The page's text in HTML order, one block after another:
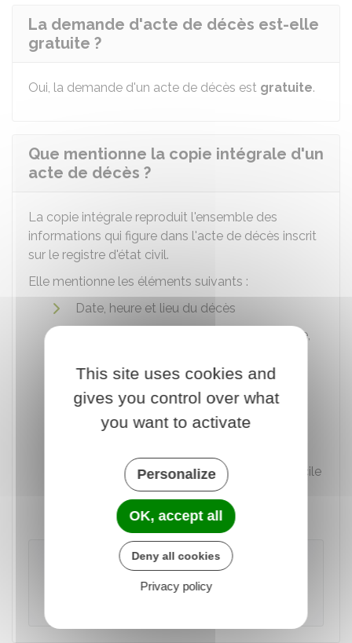
La demande d'acte de décès est-elle
gratuite ?
Oui, la demande d'un acte de décès est gratuite.
Que mentionne la copie intégrale d'un
acte de décès ?
La copie intégrale reproduit l'ensemble des
informations qui figure dans l'acte de décès inscrit
sur le registre d'état civil.
Elle mentionne les éléments suivants :
Date, heure et lieu du décès
Prénoms, nom, date et lieu de naissance,
Prénoms, nom, professions et domiciles
de ses parents
Prénoms et nom de son époux(se) ou
Prénoms, nom, âge, profession et domicile
du déclarant (s'il y a lieu, son degré de
parenté avec le défunt).
Le décès est mentionné en marge de
This site uses cookies and
gives you control over what
you want to activate
Personalize
OK, accept all
Deny all cookies
Privacy policy